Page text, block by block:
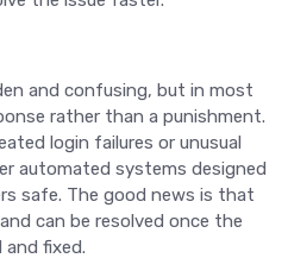
and confusing, but in most
rather than a punishment.
login failures or unusual
automated systems designed
safe. The good news is that
can be resolved once the
and fixed.